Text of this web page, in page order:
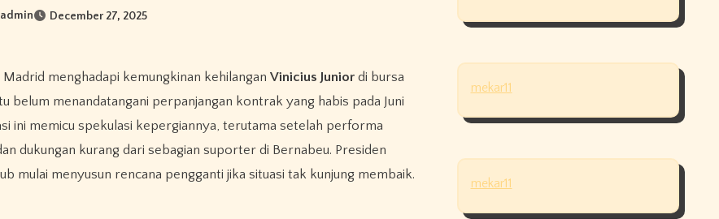
admin December 27, 2025
Madrid menghadapi kemungkinan kehilangan Vinicius Junior di bursa
belum menandatangani perpanjangan kontrak yang habis pada Juni
ini memicu spekulasi kepergiannya, terutama setelah performa
dukungan kurang dari sebagian suporter di Bernabeu. Presiden
mulai menyusun rencana pengganti jika situasi tak kunjung membaik.
mekar11
mekar11